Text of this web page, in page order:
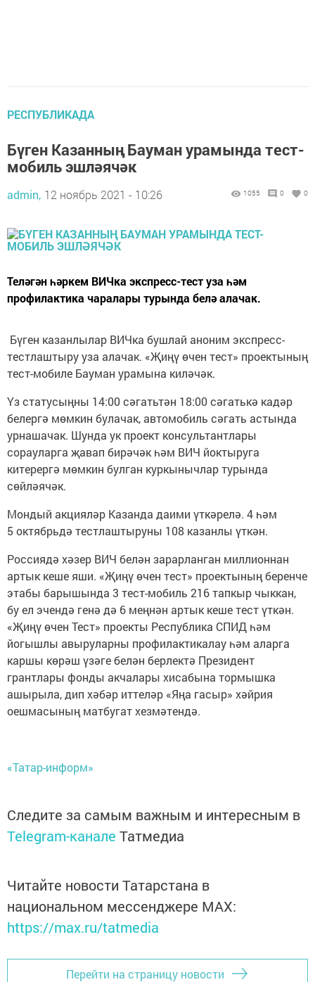
РЕСПУБЛИКАДА
Бүген Казанның Бауман урамында тест-
мобиль эшләячәк
admin, 12 ноябрь 2021 - 10:26 1055 0 0
Теләгән һәркем ВИЧка экспресс-тест уза һәм
профилактика чаралары турында белә алачак.
Бүген казанлылар ВИЧка бушлай аноним экспресс-
тестлаштыру уза алачак. «Җиңү өчен тест» проектының
тест-мобиле Бауман урамына киләчәк.
Үз статусыңны 14:00 сәгатьтән 18:00 сәгатькә кадәр
белергә мөмкин булачак, автомобиль сәгать астында
урнашачак. Шунда ук проект консультантлары
сорауларга җавап бирәчәк һәм ВИЧ йоктыруга
китерергә мөмкин булган куркынычлар турында
сөйләячәк.
Мондый акцияләр Казанда даими үткәрелә. 4 һәм
5 октябрьдә тестлаштыруны 108 казанлы үткән.
Россиядә хәзер ВИЧ белән зарарланган миллионнан
артык кеше яши. «Җиңү өчен тест» проектының беренче
этабы барышында 3 тест-мобиль 216 тапкыр чыккан,
бу ел эчендә генә дә 6 меңнән артык кеше тест үткән.
«Җиңү өчен Тест» проекты Республика СПИД һәм
йогышлы авыруларны профилактикалау һәм аларга
каршы көрәш үзәге белән берлектә Президент
грантлары фонды акчалары хисабына тормышка
ашырыла, дип хәбәр иттеләр «Яңа гасыр» хәйрия
оешмасының матбугат хезмәтендә.
«Татар-информ»
Следите за самым важным и интересным в
Telegram-канале Татмедиа
Читайте новости Татарстана в
национальном мессенджере MАХ:
https://max.ru/tatmedia
Перейти на страницу новости